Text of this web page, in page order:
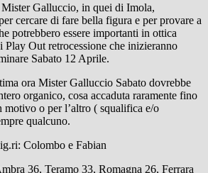
Mister Galluccio, in quei di Imola,
cercare di fare bella figura e per provare a
potrebbero essere importanti in ottica
Play Out retrocessione che inizieranno
Sabato 12 Aprile.
ora Mister Galluccio Sabato dovrebbe
organico, cosa accaduta raramente fino
motivo o per l’altro ( squalifica e/o
qualcuno.
Colombo e Fabian
36, Teramo 33, Romagna 26, Ferrara